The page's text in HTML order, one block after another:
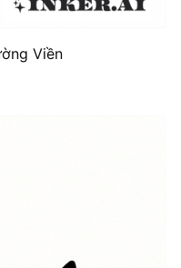
Viền